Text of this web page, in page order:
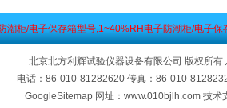
潮柜/电子保存箱型号,1~40%RH电子防潮柜/电子保
北京北方利辉试验仪器设备有限公司 版权所有
电话：86-010-81282620 传真：86-010-
GoogleSitemap 网址：www.010bjlh.com 技